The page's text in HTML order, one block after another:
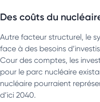
Des coûts du
Autre facteur structurel, le
face à des besoins
Cour des comptes, les
pour le parc nucléaire
nucléaire pourraient
d’ici 2040.